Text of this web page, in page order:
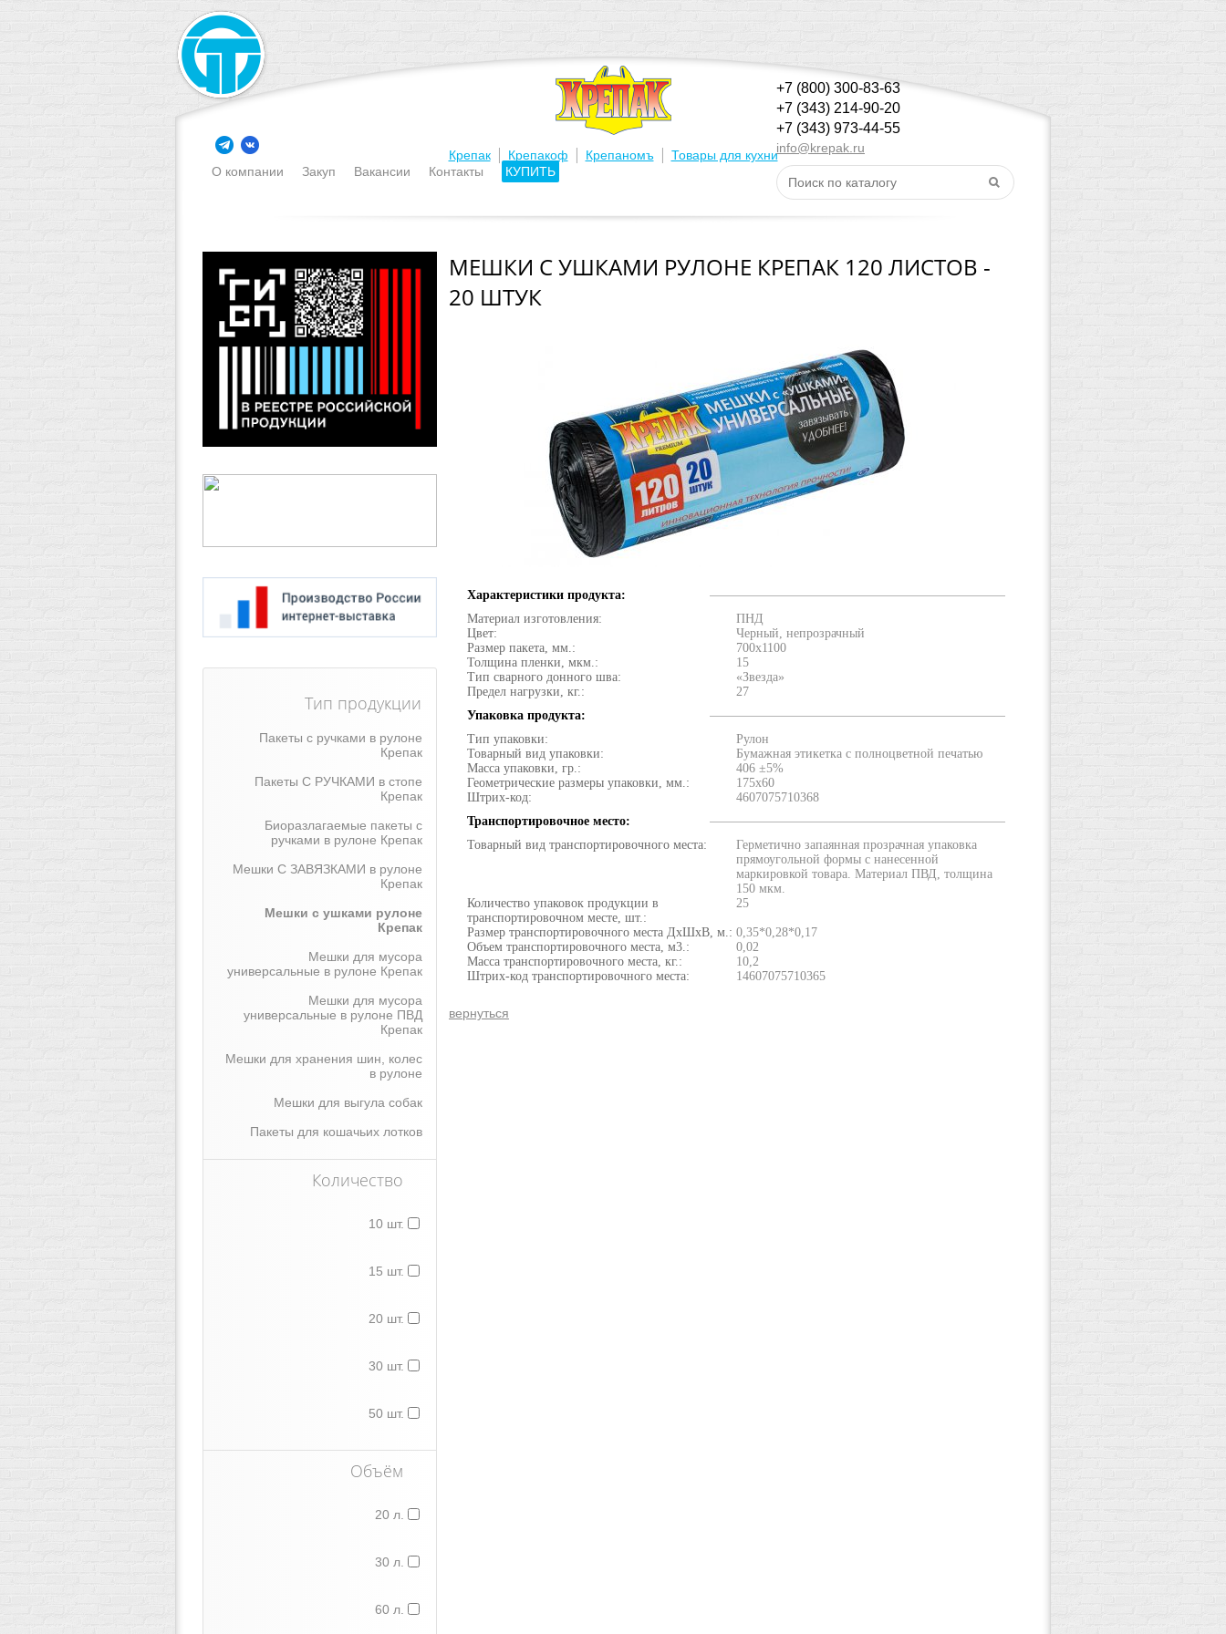
О компании Закуп Вакансии Контакты КУПИТЬ
Крепак | Крепакоф | Крепаномъ | Товары для кухни
+7 (800) 300-83-63
+7 (343) 214-90-20
+7 (343) 973-44-55
info@krepak.ru
Тип продукции
Пакеты с ручками в рулоне
Крепак
Пакеты С РУЧКАМИ в стопе
Крепак
Биоразлагаемые пакеты с
ручками в рулоне Крепак
Мешки С ЗАВЯЗКАМИ в рулоне
Крепак
Мешки с ушками рулоне
Крепак
Мешки для мусора
универсальные в рулоне Крепак
Мешки для мусора
универсальные в рулоне ПВД
Крепак
Мешки для хранения шин, колес
в рулоне
Мешки для выгула собак
Пакеты для кошачьих лотков
Количество
10 шт.
15 шт.
20 шт.
30 шт.
50 шт.
Объём
20 л.
30 л.
60 л.
МЕШКИ С УШКАМИ РУЛОНЕ КРЕПАК 120 ЛИСТОВ -
20 ШТУК
Характеристики продукта:
Материал изготовления:
ПНД
Цвет:
Черный, непрозрачный
Размер пакета, мм.:
700х1100
Толщина пленки, мкм.:
15
Тип сварного донного шва:
«Звезда»
Предел нагрузки, кг.:
27
Упаковка продукта:
Тип упаковки:
Рулон
Товарный вид упаковки:
Бумажная этикетка с полноцветной печатью
Масса упаковки, гр.:
406 ±5%
Геометрические размеры упаковки, мм.:
175х60
Штрих-код:
4607075710368
Транспортировочное место:
Товарный вид транспортировочного места:
Герметично запаянная прозрачная упаковка
прямоугольной формы с нанесенной
маркировкой товара. Материал ПВД, толщина
150 мкм.
Количество упаковок продукции в
транспортировочном месте, шт.:
25
Размер транспортировочного места ДхШхВ, м.: 0,35*0,28*0,17
Объем транспортировочного места, м3.:
0,02
Масса транспортировочного места, кг.:
10,2
Штрих-код транспортировочного места:
14607075710365
вернуться